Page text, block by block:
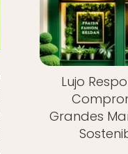
Lujo
Grandes